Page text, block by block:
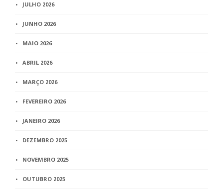
JULHO 2026
JUNHO 2026
MAIO 2026
ABRIL 2026
MARÇO 2026
FEVEREIRO 2026
JANEIRO 2026
DEZEMBRO 2025
NOVEMBRO 2025
OUTUBRO 2025